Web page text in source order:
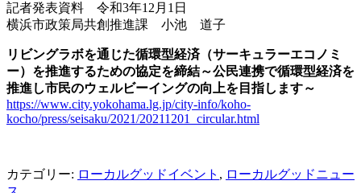
記者発表資料 令和3年12月1日
横浜市政策局共創推進課 小池 道子
リビングラボを通じた循環型経済（サーキュラーエコノミ
ー）を推進するための協定を締結～公民連携で循環型経済を
推進し市民のウェルビーイングの向上を目指します～
https://www.city.yokohama.lg.jp/city-info/koho-
kocho/press/seisaku/2021/20211201_circular.html
カテゴリー: ローカルグッドイベント , ローカルグッドニュー